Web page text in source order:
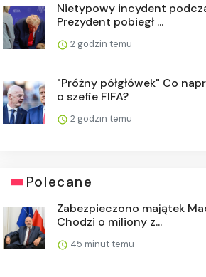
Nietypowy incydent
Prezydent pobiegł ...
2 godzin temu
"Próżny półgłówek" Co
o szefie FIFA?
2 godzin temu
Polecane
Zabezpieczono majątek
Chodzi o miliony z...
45 minut temu